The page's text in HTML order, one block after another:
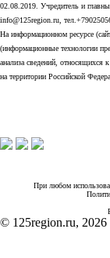
02.08.2019. Учредитель и
info@125region.ru,
На информационном ресурсе
(информационные технологии
анализа сведений, относящихся
на территории Российской
При любом
© 125region.ru, 2026